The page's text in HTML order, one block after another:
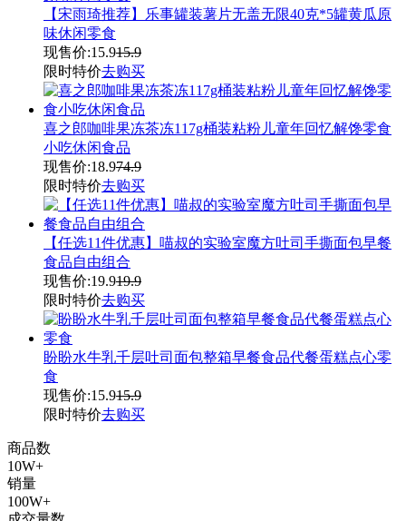
【宋雨琦推荐】乐事罐装薯片无盖无限40克*5罐黄瓜原
味休闲零食
现售价:15.915.9
限时特价去购买
喜之郎咖啡果冻茶冻117g桶装粘粉儿童年回忆解馋零食
小吃休闲食品
现售价:18.974.9
限时特价去购买
【任选11件优惠】喵叔的实验室魔方吐司手撕面包早餐
食品自由组合
现售价:19.919.9
限时特价去购买
盼盼水牛乳千层吐司面包整箱早餐食品代餐蛋糕点心零
食
现售价:15.915.9
限时特价去购买
商品数
10W+
销量
100W+